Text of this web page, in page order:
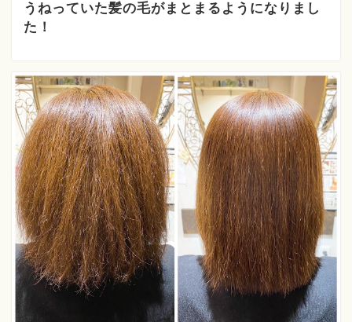
うねっていた髪の毛がまとまるようになりまし
た！